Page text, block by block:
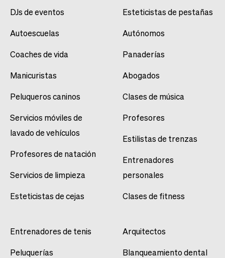
DJs de eventos
Autoescuelas
Coaches de vida
Manicuristas
Peluqueros caninos
Servicios móviles de
lavado de vehículos
Profesores de natación
Servicios de limpieza
Esteticistas de cejas
Esteticistas de pestañas
Autónomos
Panaderías
Abogados
Clases de música
Profesores
Estilistas de trenzas
Entrenadores
personales
Clases de fitness
Entrenadores de tenis
Peluquerías
Arquitectos
Blanqueamiento dental